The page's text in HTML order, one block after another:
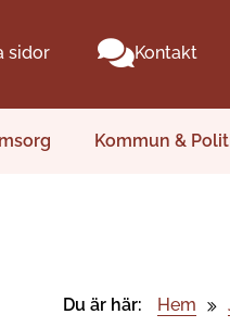
sidor Kontakt
Kommun &
Du är här: Hem